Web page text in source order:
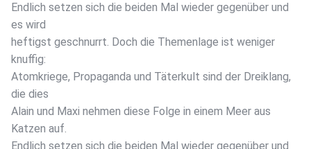
Endlich setzen sich die beiden Mal wieder gegenüber und
es wird
heftigst geschnurrt. Doch die Themenlage ist weniger
knuffig:
Atomkriege, Propaganda und Täterkult sind der Dreiklang,
die dies
Alain und Maxi nehmen diese Folge in einem Meer aus
Katzen auf.
Endlich setzen sich die beiden Mal wieder gegenüber und